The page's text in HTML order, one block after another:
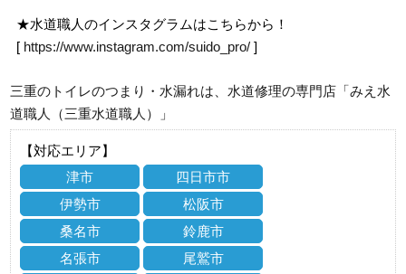
★水道職人のインスタグラムはこちらから！
[ https://www.instagram.com/suido_pro/ ]
三重のトイレのつまり・水漏れは、水道修理の専門店「みえ水
道職人（三重水道職人）」
【対応エリア】
津市
四日市市
伊勢市
松阪市
桑名市
鈴鹿市
名張市
尾鷲市